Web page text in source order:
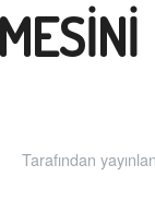
Tarafından